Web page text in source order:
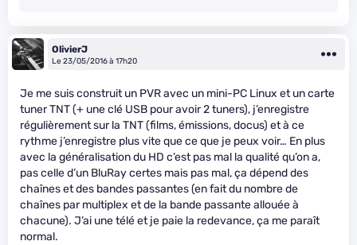
OlivierJ
Le 23/05/2016 à 17h20
Je me suis construit un PVR avec un mini-PC Linux et un carte
tuner TNT (+ une clé USB pour avoir 2 tuners), j’enregistre
régulièrement sur la TNT (films, émissions, docus) et à ce
rythme j’enregistre plus vite que ce que je peux voir… En plus
avec la généralisation du HD c’est pas mal la qualité qu’on a,
pas celle d’un BluRay certes mais pas mal, ça dépend des
chaînes et des bandes passantes (en fait du nombre de
chaînes par multiplex et de la bande passante allouée à
chacune). J’ai une télé et je paie la redevance, ça me paraît
normal.